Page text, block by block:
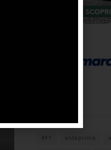
#F1 anteprima